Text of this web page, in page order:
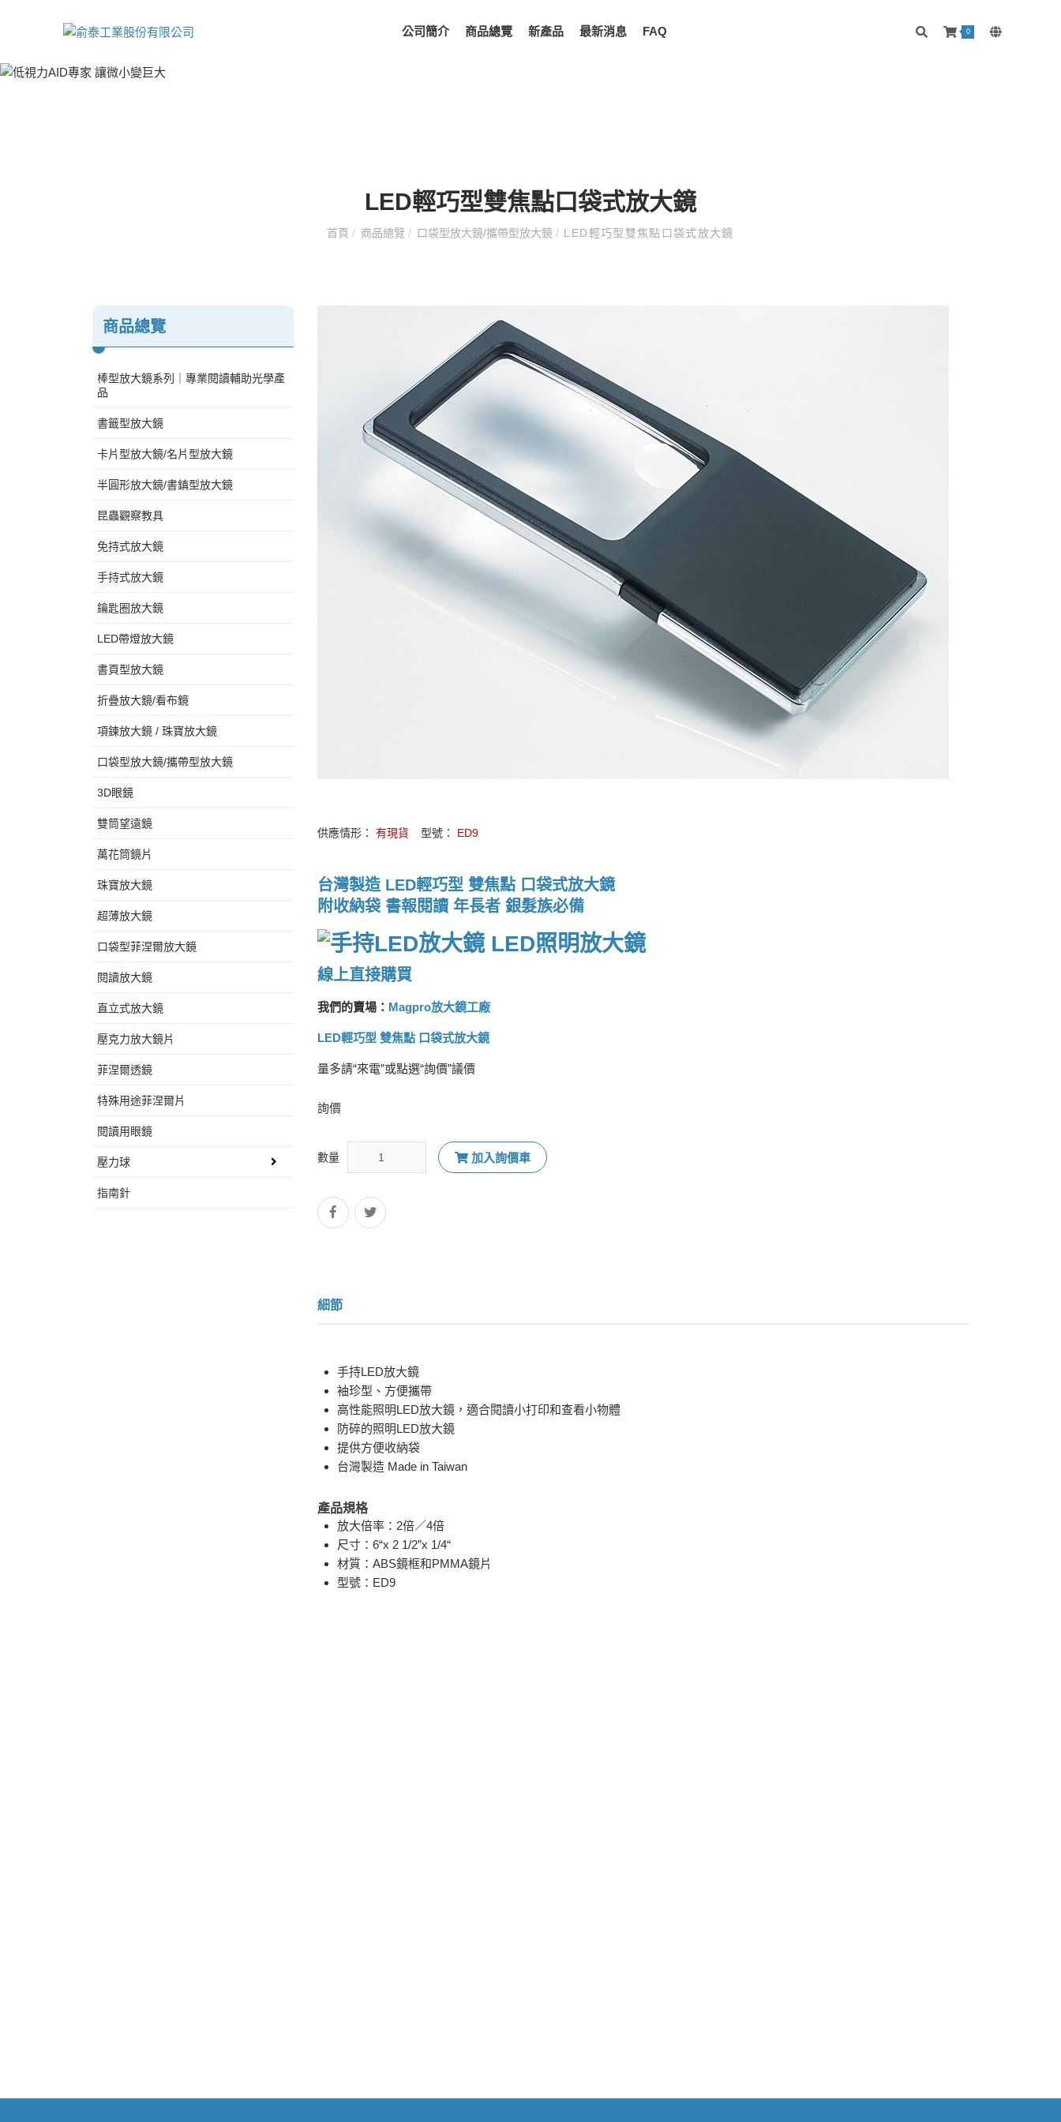
公司簡介 商品總覽 新產品 最新消息 FAQ 0
LED輕巧型雙焦點口袋式放大鏡
首頁/ 商品總覽/ 口袋型放大鏡/攜帶型放大鏡 / LED輕巧型雙焦點口袋式放大鏡
商品總覽
棒型放大鏡系列｜專業閱讀輔助光學產
品
書籤型放大鏡
卡片型放大鏡/名片型放大鏡
半圓形放大鏡/書鎮型放大鏡
昆蟲觀察教具
免持式放大鏡
手持式放大鏡
鑰匙圈放大鏡
LED帶燈放大鏡
書頁型放大鏡
折疊放大鏡/看布鏡
項鍊放大鏡 / 珠寶放大鏡
口袋型放大鏡/攜帶型放大鏡
3D眼鏡
雙筒望遠鏡
萬花筒鏡片
珠寶放大鏡
超薄放大鏡
口袋型菲涅爾放大鏡
閱讀放大鏡
直立式放大鏡
壓克力放大鏡片
菲涅爾透鏡
特殊用途菲涅爾片
閱讀用眼鏡
壓力球
指南針
供應情形： 有現貨 型號： ED9
台灣製造 LED輕巧型 雙焦點 口袋式放大鏡
附收納袋 書報閱讀 年長者 銀髮族必備
線上直接購買
我們的賣場： Magpro放大鏡工廠
LED輕巧型 雙焦點 口袋式放大鏡
量多請“來電”或點選“詢價”議價
詢價
數量 加入詢價車
細節
手持LED放大鏡
袖珍型、方便攜帶
高性能照明LED放大鏡，適合閱讀小打印和查看小物體
防碎的照明LED放大鏡
提供方便收納袋
台灣製造 Made in Taiwan
產品規格
放大倍率：2倍／4倍
尺寸：6“x 2 1/2”x 1/4“
材質：ABS鏡框和PMMA鏡片
型號：ED9